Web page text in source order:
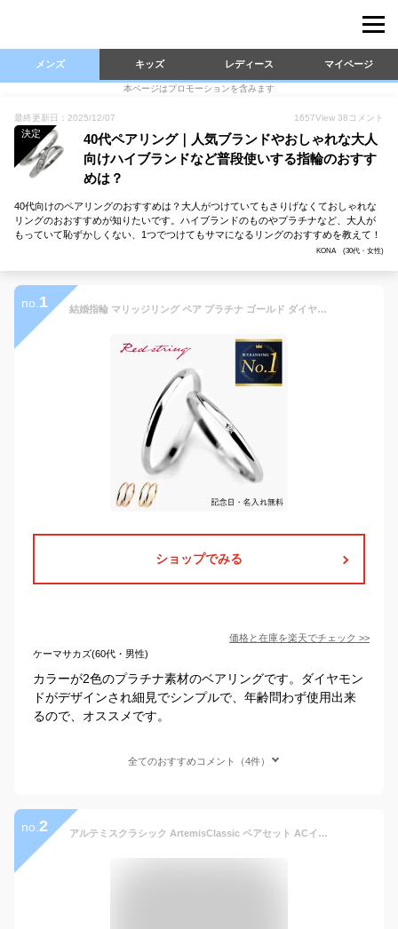
メンズ キッズ レディース マイページ
本ページはプロモーションを含みます
最終更新日：2025/12/07 1657View 38 コメント
決定
40代ペアリング｜人気ブランドやおしゃれな大人
向けハイブランドなど普段使いする指輪のおすす
めは？
40代向けのペアリングのおすすめは？大人がつけていてもさりげなくておしゃれな
リングのおおすすめが知りたいです。ハイブランドのものやプラチナなど、大人が
もっていて恥ずかしくない、1つでつけてもサマになるリングのおすすめを教えて！
KONA (30代・女性)
no. 1 結婚指輪 マリッジリング ペア プラチナ ゴールド ダイヤモンド 刻印 シンプル ブランド 人気 名入れ 名前入り 細め 細い 細身 カップル 2個セット シルバー ピンクゴールド 大人 プレゼント ギフト 18k 18金 pt900 誕生日 結婚記念日 指輪 リング ペアリング Red string
ショップでみる
価格と在庫を楽天でチェック >>
ケーマサカズ(60代・男性)
カラーが2色のプラチナ素材のベアリングです。ダイヤモン
ドがデザインされ細見でシンプルで、年齢問わず使用出来
るので、オススメです。
全てのおすすめコメント（4件）
no. 2 アルテミスクラシック ArtemisClassic ペアセット ACインフィニティーリング メンズ シルバーリンACR0278PAIRブランド メンズ レディース ペア リング 指輪 シルバー925 クロス シンプル 大人 かっこいい カジュアル 唐草 誕生日 プレゼント ギフト 記念日 クリスマス